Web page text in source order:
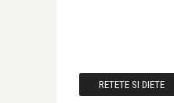
RETETE SI DIETE